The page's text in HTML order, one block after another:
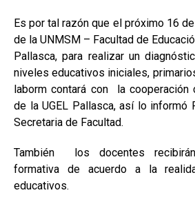
Es por tal razón que el próximo 16
de la UNMSM – Facultad de
Pallasca, para realizar un
niveles educativos iniciales,
laborm contará con la
de la UGEL Pallasca, así lo informó
Secretaria de Facultad.
También los docentes
formativa de acuerdo a la
educativos.